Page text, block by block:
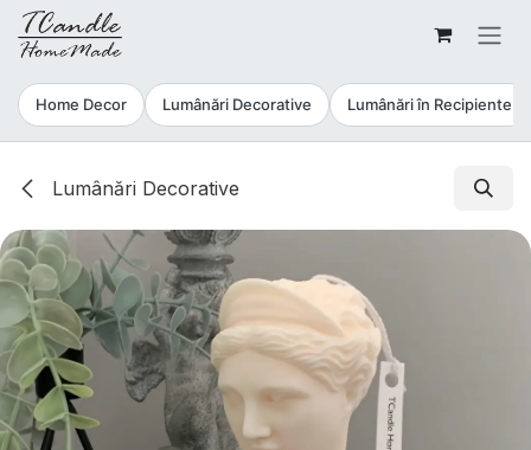
Sari la conținut
Home Decor Lumânări Decorative Lumânări în Recipiente
Lumânări Decorative